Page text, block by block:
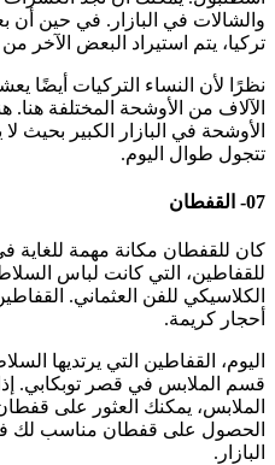
والشالات في البازار. في حين
تركيا، يتم استيراد البعض الآخر
نظرًا لأن النساء التركيات أيضًا
الآلاف من الأوشحة المختلفة هنا.
الأوشحة في البازار الكبير بحيث
تتجول طوال اليوم.
07- القفطان
كان للقفطان مكانة مهمة للغاية
للقفاطين، التي كانت لباس
الكلاسيكي للفن العثماني.
أحجار كريمة.
اليوم، القفاطين التي يرتديها
قسم الملابس في قصر توبكابي.
الملابس، يمكنك العثور على
الحصول على قفطان مناسب لك
البازار.